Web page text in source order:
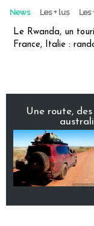
News Les + lus Les
Le Rwanda, un
France, Italie :
Une route,